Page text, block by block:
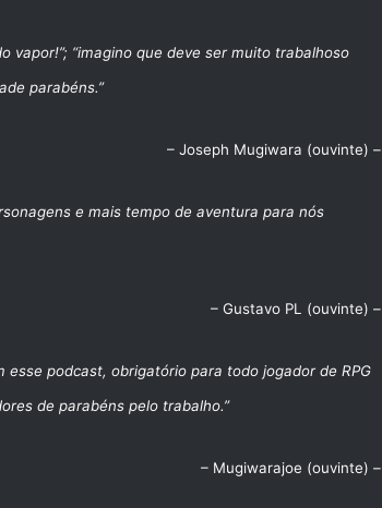
vapor!”; “imagino que deve ser muito trabalhoso
parabéns.”
– Joseph Mugiwara (ouvinte) –
e mais tempo de aventura para nós
– Gustavo PL (ouvinte) –
esse podcast, obrigatório para todo jogador de RPG
de parabéns pelo trabalho.”
– Mugiwarajoe (ouvinte) –